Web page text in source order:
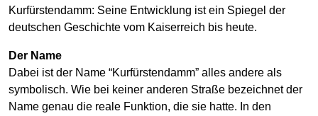
Kurfürstendamm: Seine Entwicklung ist ein Spiegel der
deutschen Geschichte vom Kaiserreich bis heute.
Der Name
Dabei ist der Name “Kurfürstendamm” alles andere als
symbolisch. Wie bei keiner anderen Straße bezeichnet der
Name genau die reale Funktion, die sie hatte. In den